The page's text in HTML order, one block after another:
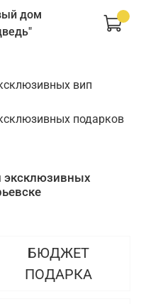
дом
вип
подарков
эксклюзивных
БЮДЖЕТ
ПОДАРКА